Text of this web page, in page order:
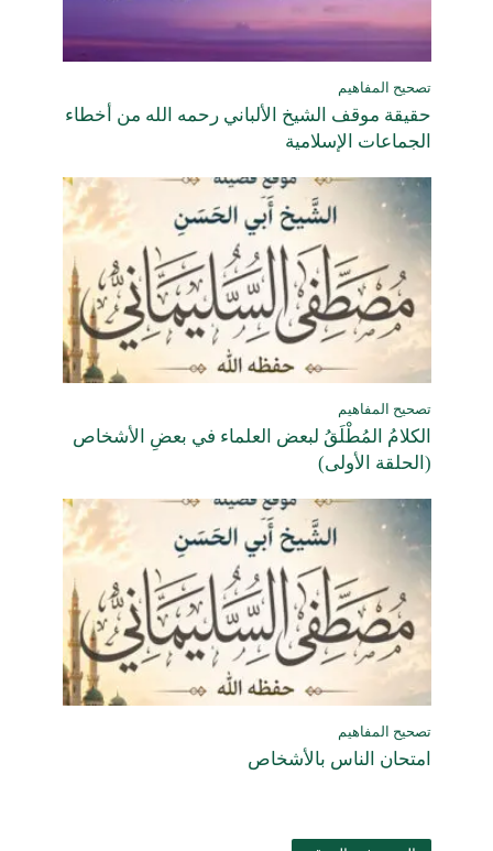
تصحيح المفاهيم
حقيقة موقف الشيخ الألباني رحمه الله من أخطاء
الجماعات الإسلامية
تصحيح المفاهيم
الكلامُ المُطْلَقُ لبعض العلماء في بعضِ الأشخاص
(الحلقة الأولى)
تصحيح المفاهيم
امتحان الناس بالأشخاص